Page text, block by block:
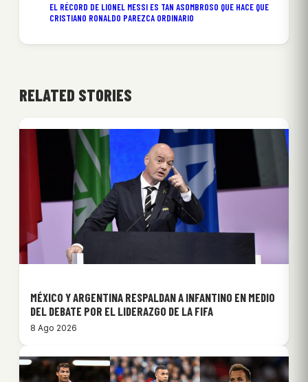
EL RÉCORD DE LIONEL MESSI ES TAN ASOMBROSO QUE HACE QUE
CRISTIANO RONALDO PAREZCA ORDINARIO
RELATED STORIES
MÉXICO Y ARGENTINA RESPALDAN A INFANTINO EN MEDIO
DEL DEBATE POR EL LIDERAZGO DE LA FIFA
8 Ago 2026